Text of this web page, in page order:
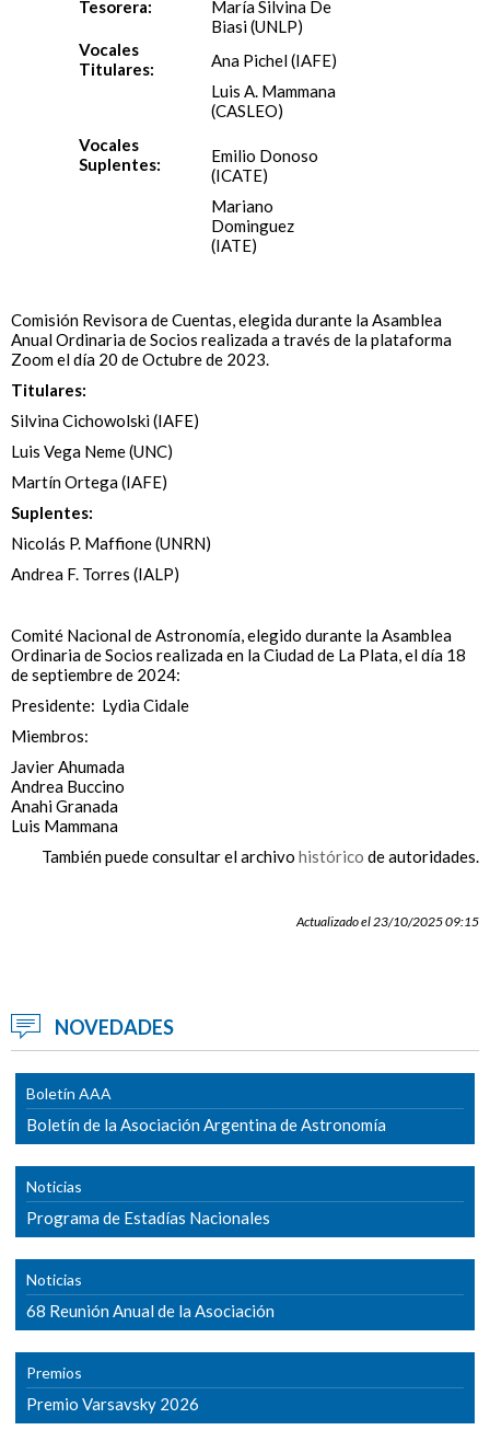
Tesorera:
María Silvina De
Biasi (UNLP)
Vocales
Titulares:
Ana Pichel (IAFE)
Luis A. Mammana
(CASLEO)
Vocales
Suplentes:
Emilio Donoso
(ICATE)
Mariano
Dominguez
(IATE)
Comisión Revisora de Cuentas, elegida durante la Asamblea
Anual Ordinaria de Socios realizada a través de la plataforma
Zoom el día 20 de Octubre de 2023.
Titulares:
Silvina Cichowolski (IAFE)
Luis Vega Neme (UNC)
Martín Ortega (IAFE)
Suplentes:
Nicolás P. Maffione (UNRN)
Andrea F. Torres (IALP)
Comité Nacional de Astronomía, elegido durante la Asamblea
Ordinaria de Socios realizada en la Ciudad de La Plata, el día 18
de septiembre de 2024:
Presidente: Lydia Cidale
Miembros:
Javier Ahumada
Andrea Buccino
Anahi Granada
Luis Mammana
También puede consultar el archivo histórico de autoridades.
Actualizado el 23/10/2025 09:15
NOVEDADES
Boletín AAA
Boletín de la Asociación Argentina de Astronomía
Noticias
Programa de Estadías Nacionales
Noticias
68 Reunión Anual de la Asociación
Premios
Premio Varsavsky 2026